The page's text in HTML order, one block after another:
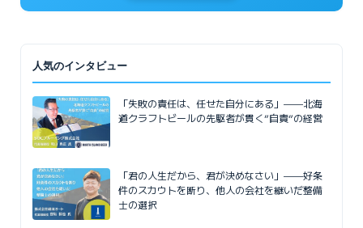
人気のインタビュー
「失敗の責任は、任せた自分にある」——北海
道クラフトビールの先駆者が貫く”自責”の経営
「君の人生だから、君が決めなさい」——好条
件のスカウトを断り、他人の会社を継いだ整備
士の選択